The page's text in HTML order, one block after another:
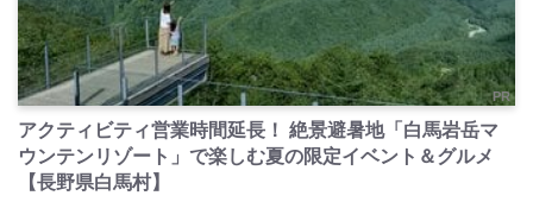
PR
アクティビティ営業時間延長！ 絶景避暑地「白馬岩岳マ
ウンテンリゾート」で楽しむ夏の限定イベント＆グルメ
【長野県白馬村】